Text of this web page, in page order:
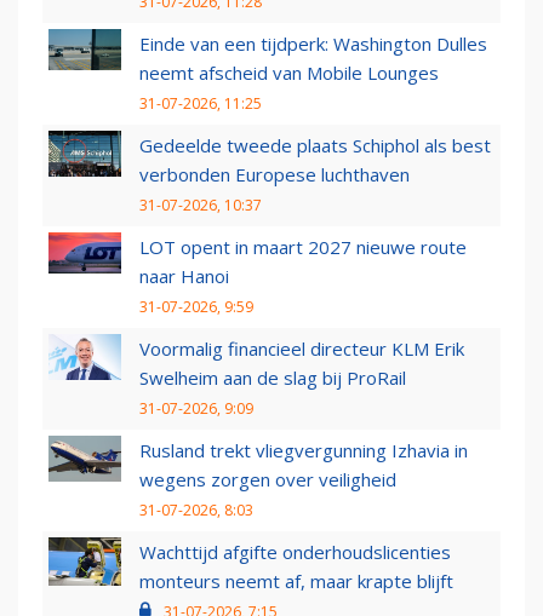
Einde van een tijdperk: Washington Dulles
neemt afscheid van Mobile Lounges
31-07-2026, 11:25
Gedeelde tweede plaats Schiphol als best
verbonden Europese luchthaven
31-07-2026, 10:37
LOT opent in maart 2027 nieuwe route
naar Hanoi
31-07-2026, 9:59
Voormalig financieel directeur KLM Erik
Swelheim aan de slag bij ProRail
31-07-2026, 9:09
Rusland trekt vliegvergunning Izhavia in
wegens zorgen over veiligheid
31-07-2026, 8:03
Wachttijd afgifte onderhoudslicenties
monteurs neemt af, maar krapte blijft
31-07-2026, 7:15